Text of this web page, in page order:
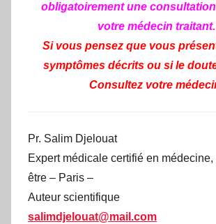
obligatoirement une
votre médecin traitant.
Si vous pensez que vous
symptômes décrits ou si le
Consultez votre
Pr. Salim Djelouat
Expert médicale certifié en
être – Paris –
Auteur scientifique
salimdjelouat@mail.com